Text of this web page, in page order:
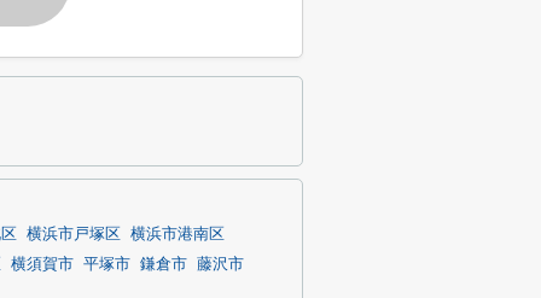
横浜市戸塚区
横浜市港南区
横須賀市 平塚市 鎌倉市
藤沢市